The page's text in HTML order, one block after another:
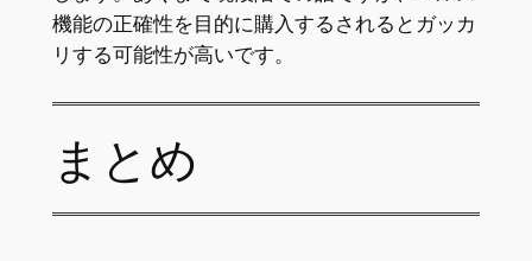
機能の正確性を目的に購入するされるとガッカ
リする可能性が高いです。
まとめ